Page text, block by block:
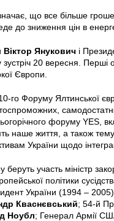
що все більше
до зниження цін в
Віктор Янукович і
зустріч 20 вересня.
Європи.
Форуму Ялтинської
форуму YES,
наше життя, а також
України щодо
беруть участь міністр
політики
України (1994 – 2005)
Кваснєвський; 54-й
Ноубл; Генерал Армії